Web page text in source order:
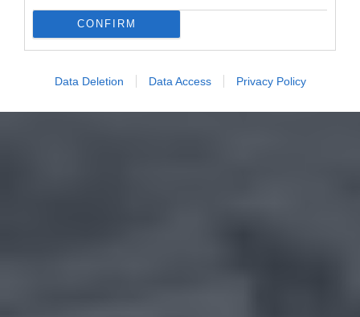
CONFIRM
Data Deletion Data Access Privacy Policy